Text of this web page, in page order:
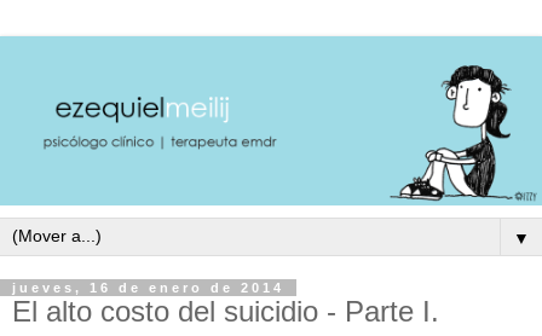
▼
jueves, 16 de enero de 2014
El alto costo del suicidio - Parte I.